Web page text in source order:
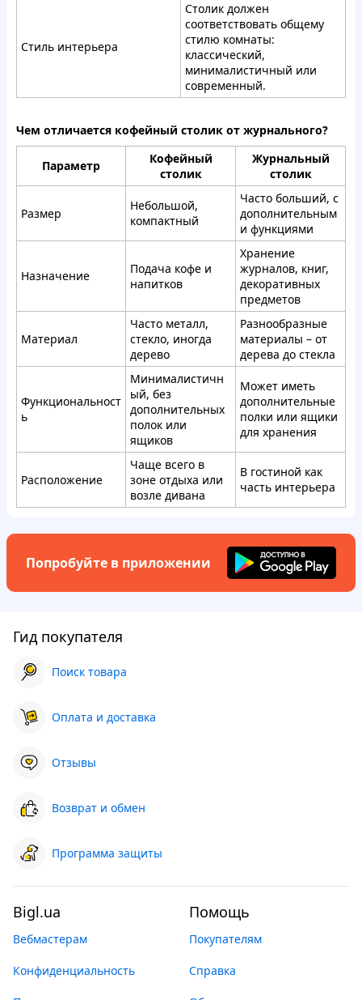
Стиль интерьера
Столик должен
соответствовать общему
стилю комнаты:
классический,
минималистичный или
современный.
Чем отличается кофейный столик от журнального?
Параметр
Кофейный
столик
Журнальный
столик
Размер
Небольшой,
компактный
Часто больший, с
дополнительным
и функциями
Назначение
Подача кофе и
напитков
Хранение
журналов, книг,
декоративных
предметов
Материал
Часто металл,
стекло, иногда
дерево
Разнообразные
материалы – от
дерева до стекла
Функциональност
ь
Минималистичн
ый, без
дополнительных
полок или
ящиков
Может иметь
дополнительные
полки или ящики
для хранения
Расположение
Чаще всего в
зоне отдыха или
возле дивана
В гостиной как
часть интерьера
Попробуйте в приложении
Гид покупателя
Поиск товара
Оплата и доставка
Отзывы
Возврат и обмен
Программа защиты
Bigl.ua
Вебмастерам
Конфиденциальность
Помощь
Покупателям
Справка